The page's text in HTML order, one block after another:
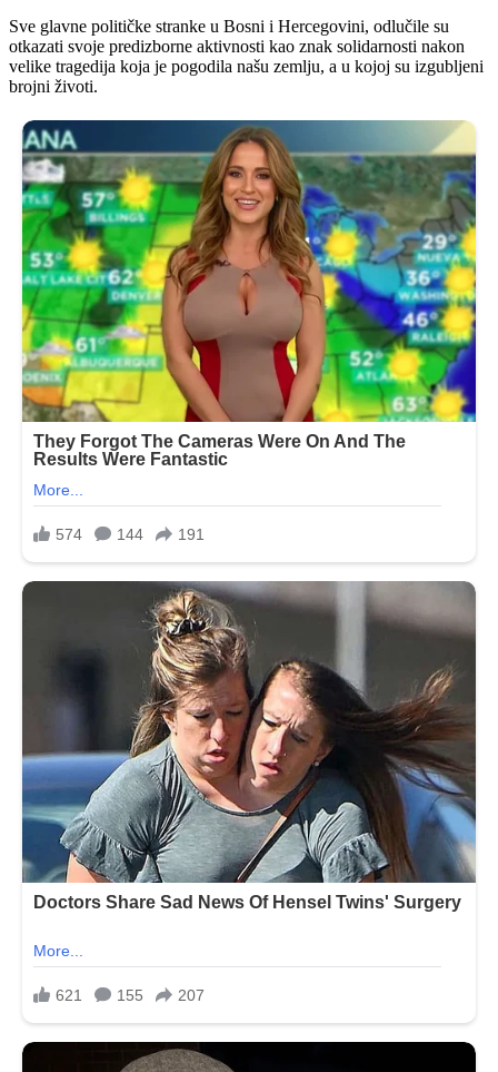
Sve glavne političke stranke u Bosni i Hercegovini, odlučile su
otkazati svoje predizborne aktivnosti kao znak solidarnosti nakon
velike tragedija koja je pogodila našu zemlju, a u kojoj su izgubljeni
brojni životi.